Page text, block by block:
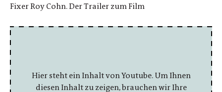
Fixer Roy Cohn. Der Trailer zum Film
Hier steht ein Inhalt von Youtube. Um Ihnen
diesen Inhalt zu zeigen, brauchen wir Ihre